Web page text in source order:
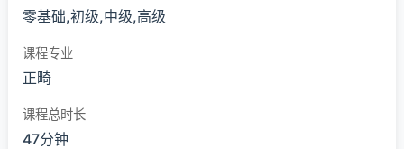
零基础,初级,中级,高级
课程专业
正畸
课程总时长
47分钟